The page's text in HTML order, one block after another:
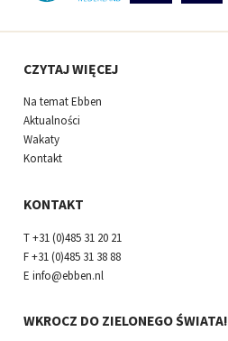
CZYTAJ WIĘCEJ
Na temat Ebben
Aktualności
Wakaty
Kontakt
KONTAKT
T+31 (0)485 31 20 21
F+31 (0)485 31 38 88
E info@ebben.nl
WKROCZ DO ZIELONEGO ŚWIATA!